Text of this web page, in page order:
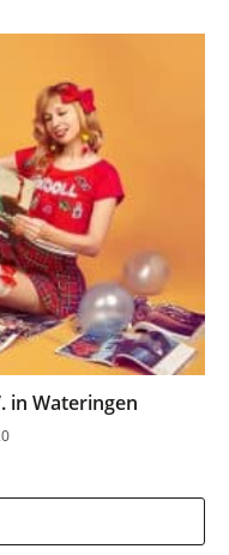
in Wateringen
op